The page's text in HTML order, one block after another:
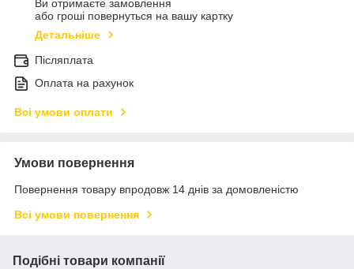
Ви отримаєте замовлення
або гроші повернуться на вашу картку
Детальніше
Післяплата
Оплата на рахунок
Всі умови оплати
Умови повернення
Повернення товару впродовж 14 днів за домовленістю
Всі умови повернення
Подібні товари компанії